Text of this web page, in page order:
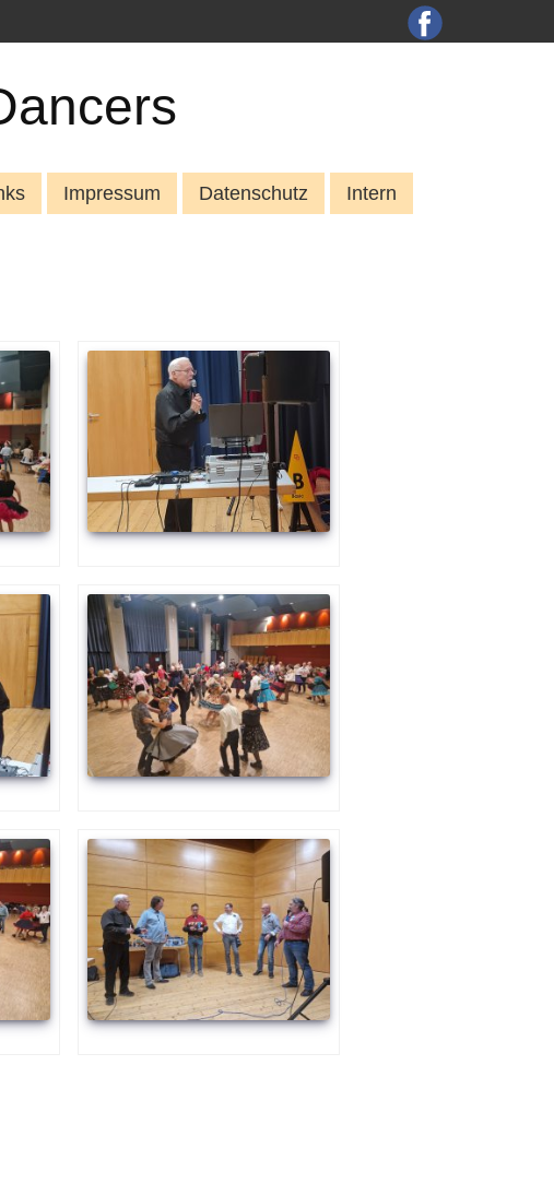
Impressum Datenschutz Intern